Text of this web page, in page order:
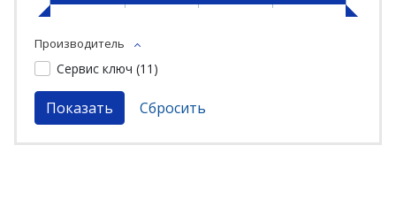
Производитель
Сервис ключ (11 )